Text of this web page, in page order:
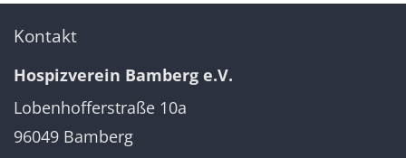
Kontakt
Hospizverein Bamberg e.V.
Lobenhofferstraße 10a
96049 Bamberg